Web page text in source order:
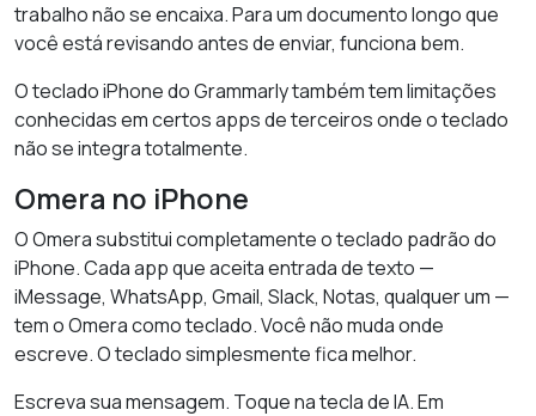
trabalho não se encaixa. Para um documento longo que
você está revisando antes de enviar, funciona bem.
O teclado iPhone do Grammarly também tem limitações
conhecidas em certos apps de terceiros onde o teclado
não se integra totalmente.
Omera no iPhone
O Omera substitui completamente o teclado padrão do
iPhone. Cada app que aceita entrada de texto —
iMessage, WhatsApp, Gmail, Slack, Notas, qualquer um —
tem o Omera como teclado. Você não muda onde
escreve. O teclado simplesmente fica melhor.
Escreva sua mensagem. Toque na tecla de IA. Em